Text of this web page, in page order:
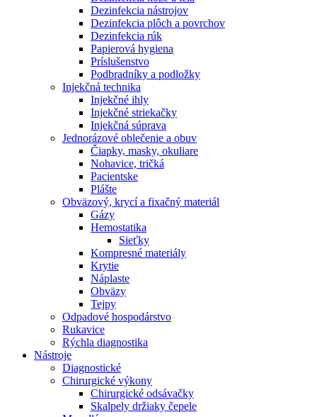
Dezinfekcia nástrojov
Dezinfekcia plôch a povrchov
Dezinfekcia rúk
Papierová hygiena
Príslušenstvo
Podbradníky a podložky
Injekčná technika
Injekčné ihly
Injekčné striekačky
Injekčná súprava
Jednorázové oblečenie a obuv
Čiapky, masky, okuliare
Nohavice, tričká
Pacientske
Plášte
Obväzový, krycí a fixačný materiál
Gázy
Hemostatika
Sieťky
Kompresné materiály
Krytie
Náplaste
Obväzy
Tejpy
Odpadové hospodárstvo
Rukavice
Rýchla diagnostika
Nástroje
Diagnostické
Chirurgické výkony
Chirurgické odsávačky
Skalpely držiaky čepele